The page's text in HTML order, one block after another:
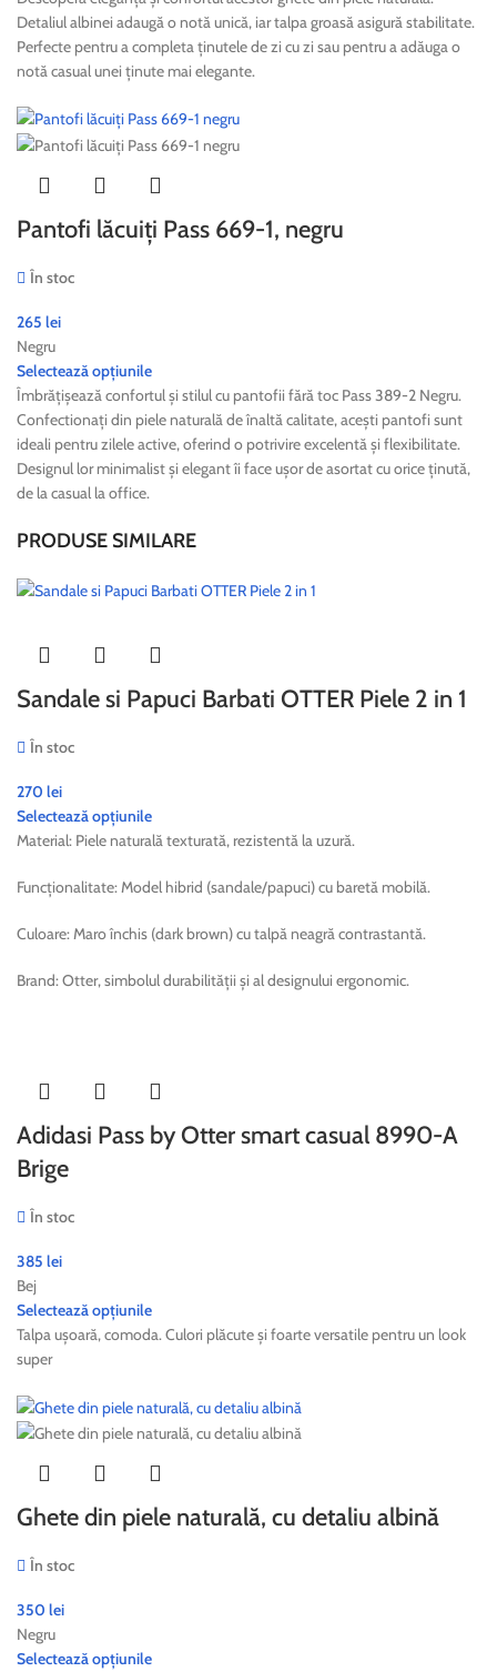
Detaliul albinei adaugă o notă unică, iar talpa groasă asigură stabilitate.
Perfecte pentru a completa ținutele de zi cu zi sau pentru a adăuga o
notă casual unei ținute mai elegante.
Pantofi lăcuiți Pass 669-1, negru
În stoc
265 lei
Negru
Selectează opțiunile
Îmbrățișează confortul și stilul cu pantofii fără toc Pass 389-2 Negru.
Confectionați din piele naturală de înaltă calitate, acești pantofi sunt
ideali pentru zilele active, oferind o potrivire excelentă și flexibilitate.
Designul lor minimalist și elegant îi face ușor de asortat cu orice ținută,
de la casual la office.
PRODUSE SIMILARE
Sandale si Papuci Barbati OTTER Piele 2 in 1
În stoc
270 lei
Selectează opțiunile
Material: Piele naturală texturată, rezistentă la uzură.
Funcționalitate: Model hibrid (sandale/papuci) cu baretă mobilă.
Culoare: Maro închis (dark brown) cu talpă neagră contrastantă.
Brand: Otter, simbolul durabilității și al designului ergonomic.
Adidasi Pass by Otter smart casual 8990-A
Brige
În stoc
385 lei
Bej
Selectează opțiunile
Talpa ușoară, comoda. Culori plăcute și foarte versatile pentru un look
super
Ghete din piele naturală, cu detaliu albină
În stoc
350 lei
Negru
Selectează opțiunile